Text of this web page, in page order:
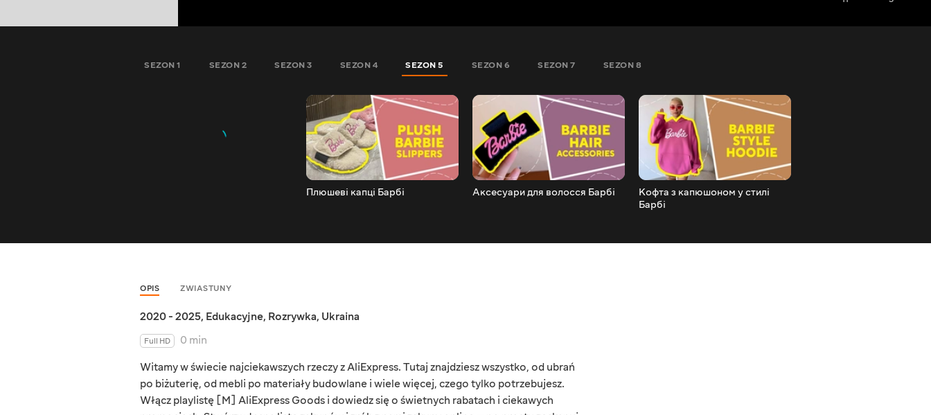
SEZON 1 SEZON 2 SEZON 3 SEZON 4 SEZON 5 SEZON 6 SEZON 7 SEZON 8
Плюшеві капці Барбі Аксесуари для волосся Барбі
Кофта з капюшоном у стилі
Барбі
OPIS ZWIASTUNY
2020 - 2025, Edukacyjne, Rozrywka, Ukraina
Full HD
0 min
Witamy w świecie najciekawszych rzeczy z AliExpress. Tutaj znajdziesz wszystko, od ubrań
po biżuterię, od mebli po materiały budowlane i wiele więcej, czego tylko potrzebujesz.
Włącz playlistę [M] AliExpress Goods i dowiedz się o świetnych rabatach i ciekawych